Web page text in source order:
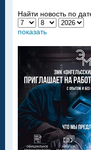
Найти новость по
показать